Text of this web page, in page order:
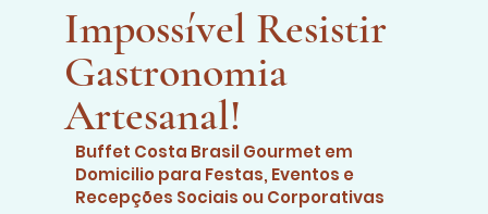
Impossível Resistir
Gastronomia
Artesanal!
Buffet Costa Brasil Gourmet em
Domicilio para Festas, Eventos e
Recepções Sociais ou Corporativas